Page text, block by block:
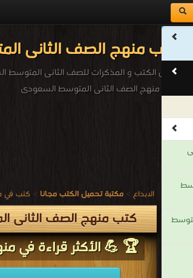
كتب منهج الصف الثانى
افضل الكتب و المذكرات للصف الثانى المتوسط
كتب منهج الصف الثانى المتوسط السعودى
الابداع > مكتبة تحميل الكتب مجانا > كتب في
كتب منهج الصف الثانى
🏆 💪 الأكثر قراءة في